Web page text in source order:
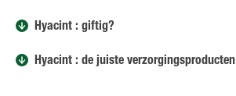
Hyacint : giftig?
Hyacint : de juiste verzorgingsproducten